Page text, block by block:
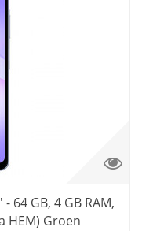
64 GB, 4 GB RAM,
HEM) Groen